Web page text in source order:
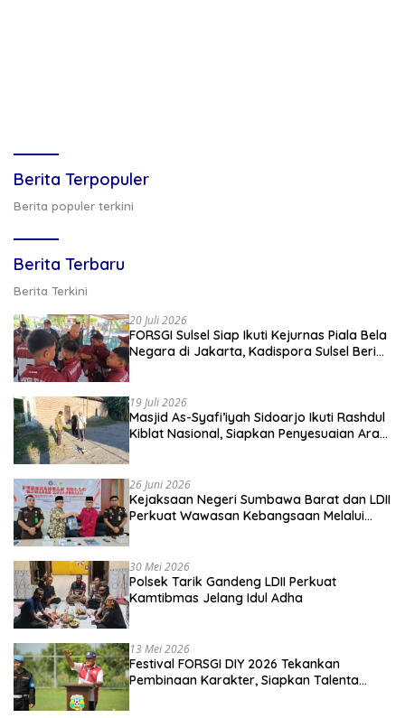
Berita Terpopuler
Berita populer terkini
Berita Terbaru
Berita Terkini
20 Juli 2026
FORSGI Sulsel Siap Ikuti Kejurnas Piala Bela
Negara di Jakarta, Kadispora Sulsel Beri
19 Juli 2026
Masjid As-Syafi’iyah Sidoarjo Ikuti Rashdul
Kiblat Nasional, Siapkan Penyesuaian Arah
26 Juni 2026
Kejaksaan Negeri Sumbawa Barat dan LDII
Perkuat Wawasan Kebangsaan Melalui
30 Mei 2026
Polsek Tarik Gandeng LDII Perkuat
Kamtibmas Jelang Idul Adha
13 Mei 2026
Festival FORSGI DIY 2026 Tekankan
Pembinaan Karakter, Siapkan Talenta